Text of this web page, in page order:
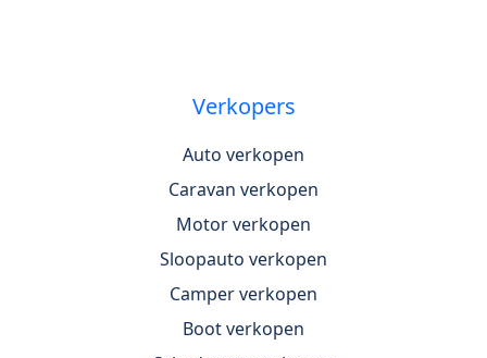
Verkopers
Auto verkopen
Caravan verkopen
Motor verkopen
Sloopauto verkopen
Camper verkopen
Boot verkopen